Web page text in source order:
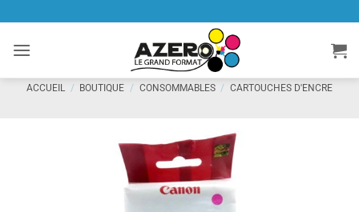
contenu
ACCUEIL / BOUTIQUE / CONSOMMABLES / CARTOUCHES D'ENCRE